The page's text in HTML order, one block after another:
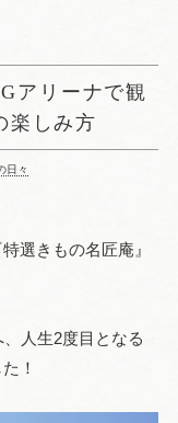
アリーナで観
楽しみ方
日々
選きもの名匠庵』
人生2度目となる
！